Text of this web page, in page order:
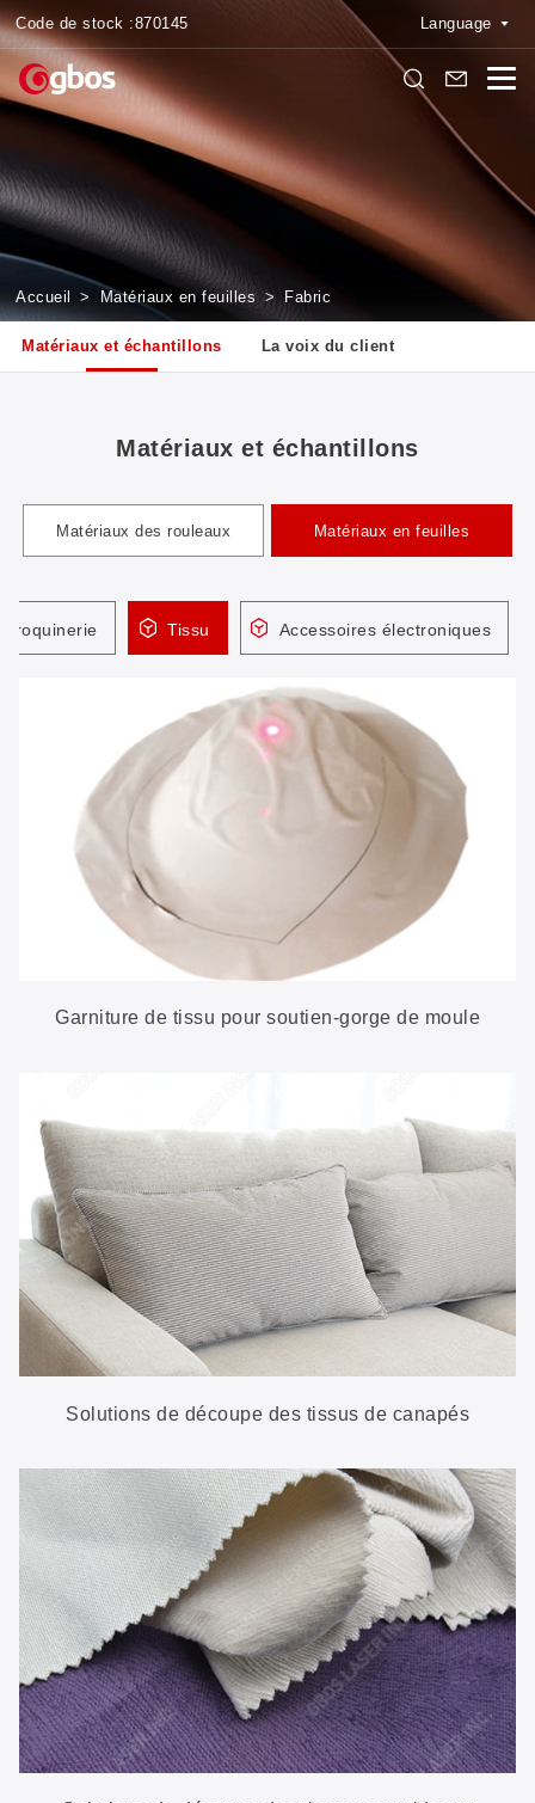
Code de stock :870145 Language
Accueil > Matériaux en feuilles > Fabric
Matériaux et échantillons La voix du client
Matériaux et échantillons
Matériaux des rouleaux Matériaux en feuilles
Tissu Accessoires électroniques
Garniture de tissu pour soutien-gorge de moule
Solutions de découpe des tissus de canapés